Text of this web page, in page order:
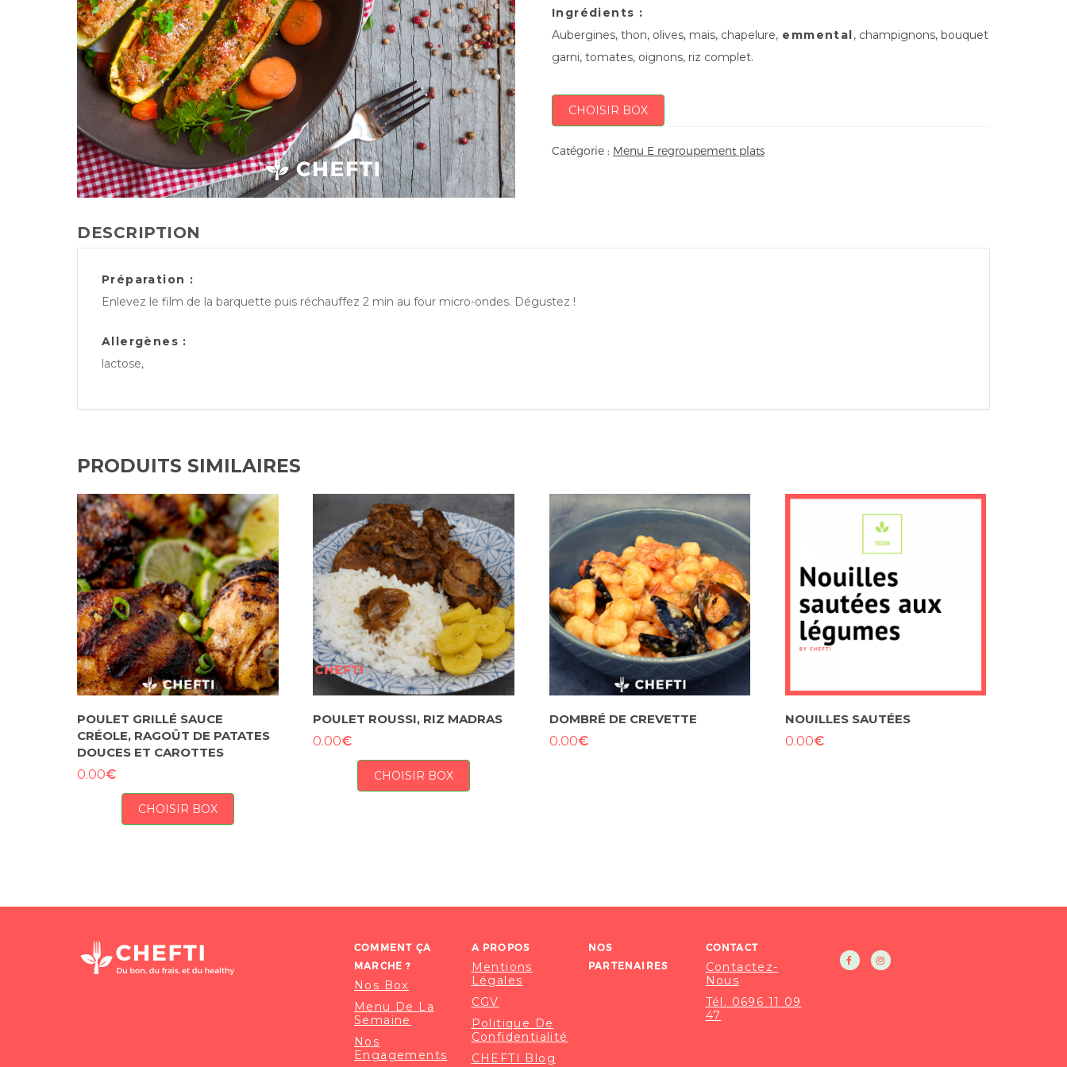
Ingrédients :
Aubergines, thon, olives, mais, chapelure, emmental, champignons, bouquet
garni, tomates, oignons, riz complet.
CHOISIR BOX
Catégorie : Menu E regroupement plats
DESCRIPTION
Préparation :
Enlevez le film de la barquette puis réchauffez 2 min au four micro-ondes. Dégustez !
Allergènes :
lactose,
PRODUITS SIMILAIRES
POULET GRILLÉ SAUCE
CRÉOLE, RAGOÛT DE PATATES
DOUCES ET CAROTTES
0.00€
CHOISIR BOX
POULET ROUSSI, RIZ MADRAS
0.00€
CHOISIR BOX
DOMBRÉ DE CREVETTE
0.00€
NOUILLES SAUTÉES
0.00€
COMMENT ÇA
MARCHE ?
Nos Box
Menu De La
Semaine
Nos
Engagements
A PROPOS
Mentions
Légales
CGV
Politique De
Confidentialité
CHEFTI Blog
NOS
PARTENAIRES
CONTACT
Contactez-
Nous
Tél. 0696 11 09
47